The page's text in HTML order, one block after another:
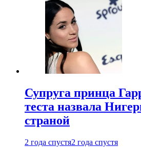
Супруга принца
теста назвала
страной
2 года спустя2 года спустя